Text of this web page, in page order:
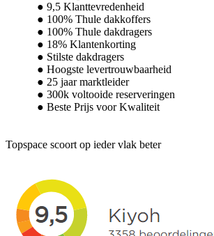
9,5 Klanttevredenheid
100% Thule dakkoffers
100% Thule dakdragers
18% Klantenkorting
Stilste dakdragers
Hoogste levertrouwbaarheid
25 jaar marktleider
300k voltooide reserveringen
Beste Prijs voor Kwaliteit
Topspace scoort op ieder vlak beter